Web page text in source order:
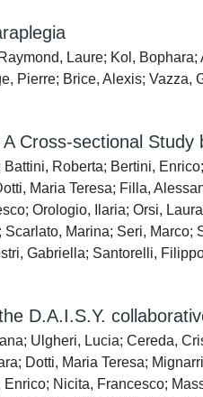
Laure; Kol,
Pierre; Brice, Alexis; Vazza,
Cross-sectional
Roberta; Bertini,
Maria Teresa; Filla,
Orologio, Ilaria; Orsi,
Marina; Seri, Marco;
Gabriella; Santorelli,
D.A.I.S.Y.
Ulgheri, Lucia; Cereda,
Dotti, Maria Teresa;
Nicita, Francesco;